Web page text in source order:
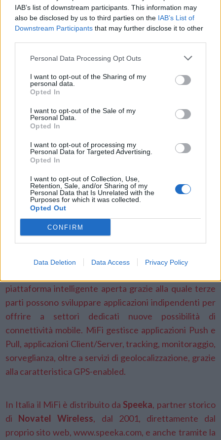
IAB’s list of downstream participants. This information may
also be disclosed by us to third parties on the IAB’s List of
Downstream Participants that may further disclose it to other
Personal Data Processing Opt Outs
I want to opt-out of the Sharing of my
personal data.
Opted In
I want to opt-out of the Sale of my
Personal Data.
Opted In
I want to opt-out of processing my
Personal Data for Targeted Advertising.
Opted In
I want to opt-out of Collection, Use,
Retention, Sale, and/or Sharing of my
Personal Data that Is Unrelated with the
Purposes for which it was collected.
Opted Out
CONFIRM
Data Deletion Data Access Privacy Policy
Nel MiFi è poi disponibile un praticissimo slot microSD,
accessibile dall’esterno dell’apparato, all’interno del
quale inserire schede di memoria SD fino a 16GB.
Il MiFi supporta tutti i più comuni protocolli di
sicurezza, tutte le VPN, per garantire anche a chi ha la
necessita, la massima protezione dei propri dati e dei
propri contenuti.
Mifi è
dotato di
piattaforma intelligente aperta grazie alla quale terze
parti possono sviluppare applicazioni indipendenti per
offrire a settori dedicati nuove possibilità di
connettività mobile. MiFi gestisce applicazioni Push e
Pull, applicazioni Client/Server, tracking, monitoraggio,
sorveglianza, oltre a servizi di geolocalizzazione, grazie
alla caratteristica GPS-enabled.
In Italia il MiFi è distribuito da Speeka, partner storico
di Novatel Wireless, dal 2001, direttamente dal
proprio sito web, www.speeka.com, e anche tramite la